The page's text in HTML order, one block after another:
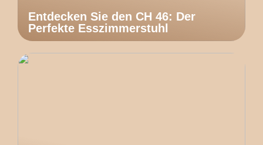
Entdecken Sie den CH 46: Der
Perfekte Esszimmerstuhl